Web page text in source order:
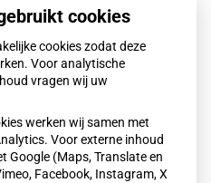
in provincie
in het oosten van de
voor drinkwater.
een besmetting met de
Bewoners wordt
voordat het wordt
cookies
cookies zodat deze
Voor analytische
vragen wij uw
werken wij samen met
Voor externe inhoud
Google (Maps, Translate en
Facebook, Instagram, X